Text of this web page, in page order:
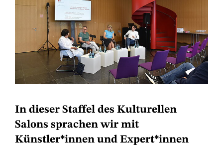
In dieser Staffel des Kulturellen
Salons sprachen wir mit
Künstler*innen und Expert*innen